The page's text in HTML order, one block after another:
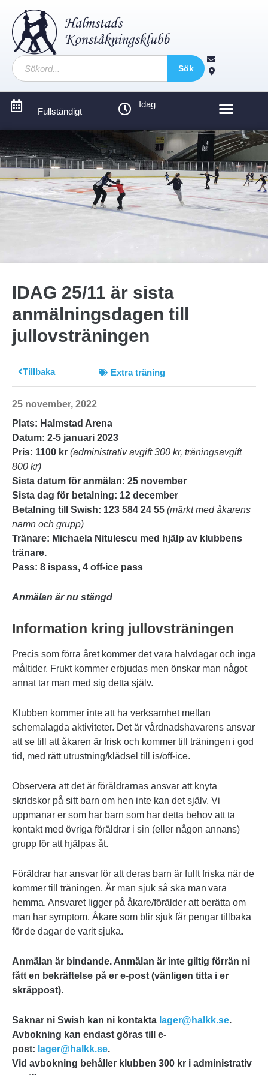
Sök
Fullständigt
Idag
IDAG 25/11 är sista
anmälningsdagen till
jullovsträningen
Tillbaka Extra träning
25 november, 2022
Plats: Halmstad Arena
Datum: 2-5 januari 2023
Pris: 1100 kr (administrativ avgift 300 kr, träningsavgift
800 kr)
Sista datum för anmälan: 25 november
Sista dag för betalning: 12 december
Betalning till Swish: 123 584 24 55 (märkt med åkarens
namn och grupp)
Tränare: Michaela Nitulescu med hjälp av klubbens
tränare.
Pass: 8 ispass, 4 off-ice pass
Anmälan är nu stängd
Information kring jullovsträningen
Precis som förra året kommer det vara halvdagar och inga
måltider. Frukt kommer erbjudas men önskar man något
annat tar man med sig detta själv.
Klubben kommer inte att ha verksamhet mellan
schemalagda aktiviteter. Det är vårdnadshavarens ansvar
att se till att åkaren är frisk och kommer till träningen i god
tid, med rätt utrustning/klädsel till is/off-ice.
Observera att det är föräldrarnas ansvar att knyta
skridskor på sitt barn om hen inte kan det själv. Vi
uppmanar er som har barn som har detta behov att ta
kontakt med övriga föräldrar i sin (eller någon annans)
grupp för att hjälpas åt.
Föräldrar har ansvar för att deras barn är fullt friska när de
kommer till träningen. Är man sjuk så ska man vara
hemma. Ansvaret ligger på åkare/förälder att berätta om
man har symptom. Åkare som blir sjuk får pengar tillbaka
för de dagar de varit sjuka.
Anmälan är bindande. Anmälan är inte giltig förrän ni
fått en bekräftelse på er e-post (vänligen titta i er
skräppost).
Saknar ni Swish kan ni kontakta lager@halkk.se.
Avbokning kan endast göras till e-
post: lager@halkk.se.
Vid avbokning behåller klubben 300 kr i administrativ